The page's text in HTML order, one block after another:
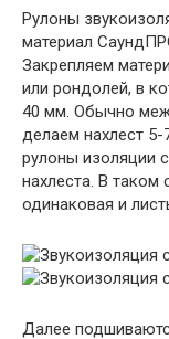
Рулоны
материал
Закрепляем
или рондолей, в
40 мм. Обычно
делаем нахлест
рулоны изоляции
нахлеста. В таком
одинаковая и
Далее